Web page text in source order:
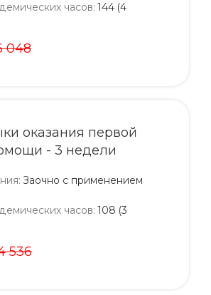
часов: 144 (4
048
оказания первой
- 3 недели
: Заочно с применением
часов: 108 (3
536